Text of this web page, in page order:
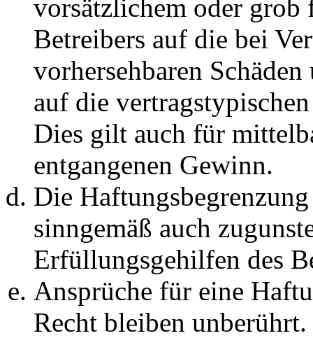
vorsätzlichem oder grob
Betreibers auf die bei
vorhersehbaren
auf die
Dies gilt auch für
entgangenen Gewinn.
Die
sinngemäß auch
Erfüllungsgehilfen des
Ansprüche für eine
Recht bleiben unberührt.